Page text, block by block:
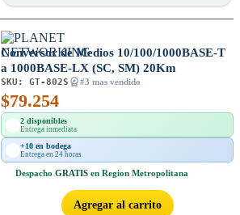
Conversor de Medios 10/100/1000BASE-T
a 1000BASE-LX (SC, SM) 20Km
SKU: GT-802S #3 mas vendido
$79.254
2 disponibles
Entrega inmediata
+10 en bodega
Entrega en 24 horas
Despacho GRATIS en Region Metropolitana
Agregar al carrito